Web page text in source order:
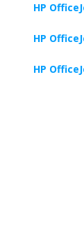
HP
HP
HP